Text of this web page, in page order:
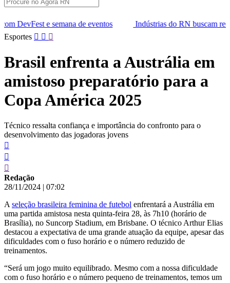
de eventos
Indústrias do RN buscam recursos para inovar
Pular
para
conteúdo
Esportes
Brasil enfrenta a Austrália em
amistoso preparatório para a
Copa América 2025
Técnico ressalta confiança e importância do confronto para o
desenvolvimento das jogadoras jovens
Redação
28/11/2024 | 07:02
A seleção brasileira feminina de futebol enfrentará a Austrália em
uma partida amistosa nesta quinta-feira 28, às 7h10 (horário de
Brasília), no Suncorp Stadium, em Brisbane. O técnico Arthur Elias
destacou a expectativa de uma grande atuação da equipe, apesar das
dificuldades com o fuso horário e o número reduzido de
treinamentos.
“Será um jogo muito equilibrado. Mesmo com a nossa dificuldade
com o fuso horário e o número pequeno de treinamentos, temos um